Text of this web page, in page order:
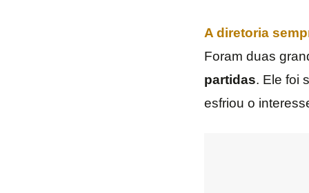
A diretoria
Foram duas
partidas. Ele foi
esfriou o